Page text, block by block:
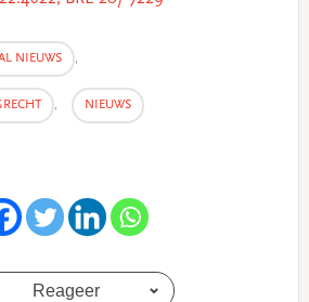
NIEUWS ,
, NIEUWS
Reageer